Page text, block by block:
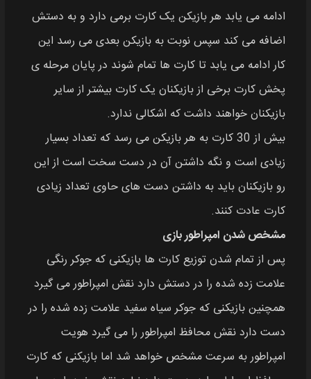
ادامه می یابد هر بازیکن یک کارت برمی دارد و به دستش
اضافه می کند سپس نوبت به بازیکن بعدی می رسد این
کار ادامه می یابد تا کارت ها تمام شوند در پایان مرحله‌ ی
پخش کارت برخی از بازیکنان یک کارت بیشتر از سایر
بازیکنان خواهند داشت که اشکالی ندارد.
بیش از 30 کارت به هر بازیکن می رسد که تعداد بسیار
زیادی است و نگه داشتن آن در دست سخت است از این
رو بازیکنان باید به داشتن دست های حاوی تعداد زیادی
کارت عادت کنند.
مشخص شدن امپراطور بازی
پس از تمام شدن توزیع کارت ها بازیکنی که جوکر رنگی
علامت‌ زده‌ شده را در دستش دارد نقش امپراطور می گیرد
همچنین بازیکنی که جوکر سیاه سفید علامت زده شده را در
دست دارد نقش محافظ امپراطور را می گیرد هویت
امپراطور به سرعت مشخص خواهد شد اما بازیکنی که کارت